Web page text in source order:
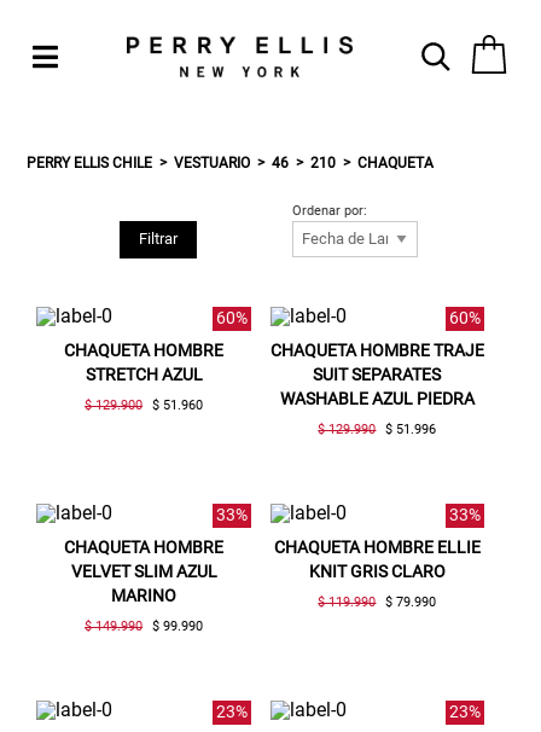
PERRY ELLIS CHILE VESTUARIO 46 210 CHAQUETA
Filtrar
Ordenar por:
60%
CHAQUETA HOMBRE
STRETCH AZUL
$ 129.900 $ 51.960
60%
CHAQUETA HOMBRE TRAJE
SUIT SEPARATES
WASHABLE AZUL PIEDRA
$ 129.990 $ 51.996
33%
CHAQUETA HOMBRE
VELVET SLIM AZUL
MARINO
$ 149.990 $ 99.990
33%
CHAQUETA HOMBRE ELLIE
KNIT GRIS CLARO
$ 119.990 $ 79.990
23% 23%